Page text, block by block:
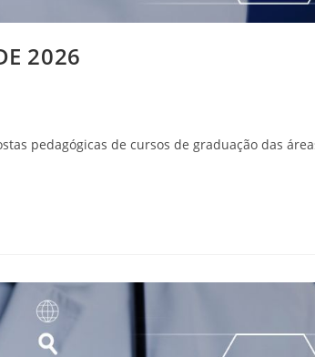
2026
pedagógicas de cursos de graduação das